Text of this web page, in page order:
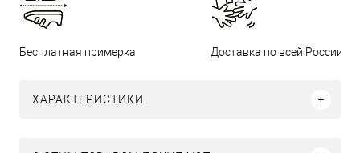
Бесплатная примерка Доставка по всей России
ХАРАКТЕРИСТИКИ